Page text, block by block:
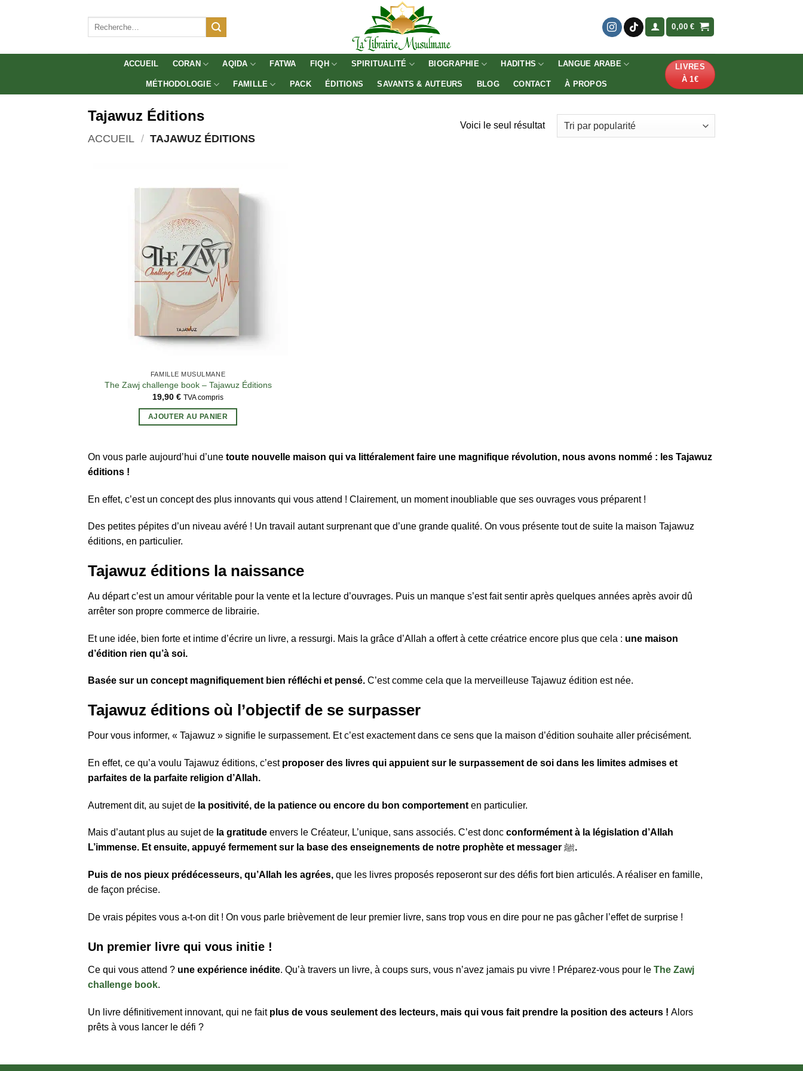
0,00€
ACCUEIL CORAN AQIDA FATWA FIQH SPIRITUALITÉ BIOGRAPHIE HADITHS LANGUE ARABE
MÉTHODOLOGIE FAMILLE PACK ÉDITIONS SAVANTS & AUTEURS BLOG CONTACT À PROPOS
LIVRES
À 1€
Tajawuz Éditions
ACCUEIL / TAJAWUZ ÉDITIONS
Voici le seul résultat
FAMILLE MUSULMANE
The Zawj challenge book – Tajawuz Éditions
19,90 € TVA compris
AJOUTER AU PANIER
On vous parle aujourd’hui d’une toute nouvelle maison qui va littéralement faire une magnifique révolution, nous avons nommé : les Tajawuz
éditions !
En effet, c’est un concept des plus innovants qui vous attend ! Clairement, un moment inoubliable que ses ouvrages vous préparent !
Des petites pépites d’un niveau avéré ! Un travail autant surprenant que d’une grande qualité. On vous présente tout de suite la maison Tajawuz
éditions, en particulier.
Tajawuz éditions la naissance
Au départ c’est un amour véritable pour la vente et la lecture d’ouvrages. Puis un manque s’est fait sentir après quelques années après avoir dû
arrêter son propre commerce de librairie.
Et une idée, bien forte et intime d’écrire un livre, a ressurgi. Mais la grâce d’Allah a offert à cette créatrice encore plus que cela : une maison
d’édition rien qu’à soi.
Basée sur un concept magnifiquement bien réfléchi et pensé. C’est comme cela que la merveilleuse Tajawuz édition est née.
Tajawuz éditions où l’objectif de se surpasser
Pour vous informer, « Tajawuz » signifie le surpassement. Et c’est exactement dans ce sens que la maison d’édition souhaite aller précisément.
En effet, ce qu’a voulu Tajawuz éditions, c’est proposer des livres qui appuient sur le surpassement de soi dans les limites admises et
parfaites de la parfaite religion d’Allah.
Autrement dit, au sujet de la positivité, de la patience ou encore du bon comportement en particulier.
Mais d’autant plus au sujet de la gratitude envers le Créateur, L’unique, sans associés. C’est donc conformément à la législation d’Allah
L’immense. Et ensuite, appuyé fermement sur la base des enseignements de notre prophète et messager ﷺ.
Puis de nos pieux prédécesseurs, qu’Allah les agrées, que les livres proposés reposeront sur des défis fort bien articulés. A réaliser en famille,
de façon précise.
De vrais pépites vous a-t-on dit ! On vous parle brièvement de leur premier livre, sans trop vous en dire pour ne pas gâcher l’effet de surprise !
Un premier livre qui vous initie !
Ce qui vous attend ? une expérience inédite. Qu’à travers un livre, à coups surs, vous n’avez jamais pu vivre ! Préparez-vous pour le The Zawj
challenge book.
Un livre définitivement innovant, qui ne fait plus de vous seulement des lecteurs, mais qui vous fait prendre la position des acteurs ! Alors
prêts à vous lancer le défi ?